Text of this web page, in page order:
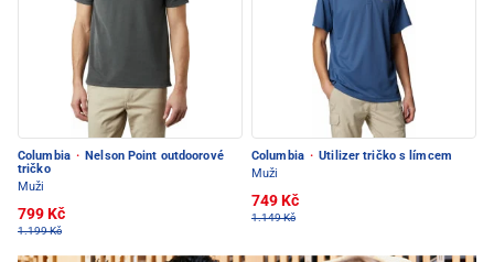
Columbia · Nelson Point outdoorové
tričko
Muži
799 Kč
1.199 Kč
Columbia · Utilizer tričko s límcem
Muži
749 Kč
1.149 Kč